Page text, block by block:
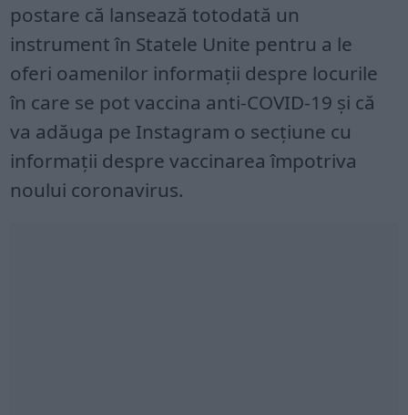
postare că lansează totodată un
instrument în Statele Unite pentru a le
oferi oamenilor informaţii despre locurile
în care se pot vaccina anti-COVID-19 şi că
va adăuga pe Instagram o secţiune cu
informaţii despre vaccinarea împotriva
noului coronavirus.